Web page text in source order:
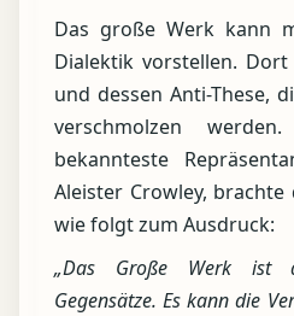
Das große Werk kann
Dialektik vorstellen.
und dessen Anti-These,
verschmolzen
bekannteste
Aleister Crowley, brachte
wie folgt zum Ausdruck:
„Das Große Werk ist
Gegensätze. Es kann die